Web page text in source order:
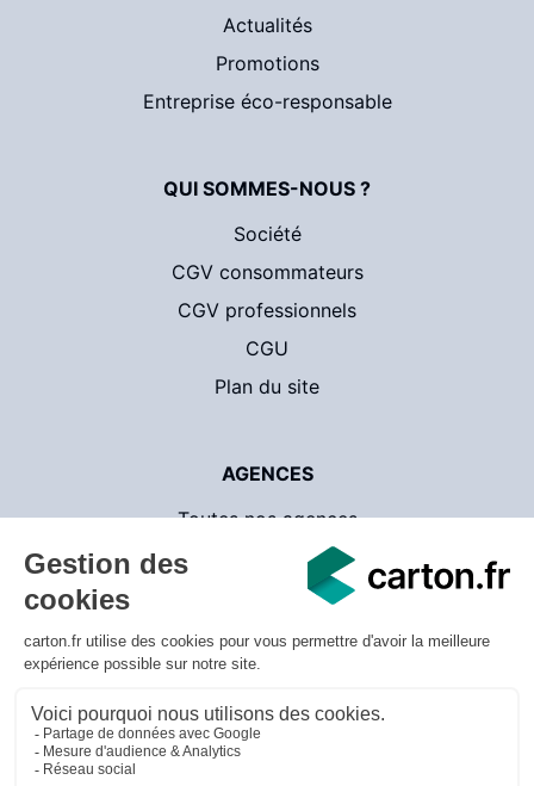
Actualités
Promotions
Entreprise éco-responsable
QUI SOMMES-NOUS ?
Société
CGV consommateurs
CGV professionnels
CGU
Plan du site
AGENCES
Toutes nos agences
CartonsDeDemenagement.com
Mentions légales